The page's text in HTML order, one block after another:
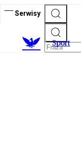
Serwisy
Sport